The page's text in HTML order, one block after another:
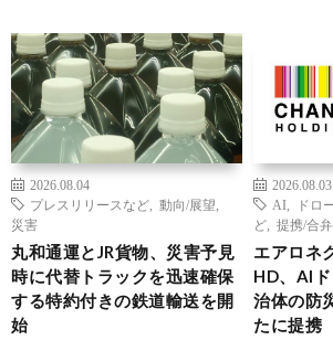
2026.08.04
プレスリリースなど
動向/展望
災害
丸和通運とJR貨物、災害予見
時に代替トラックを迅速確保
する特約付きの鉄道輸送を開
始
2026.08.03
AI
ドロ
ど
提携/合
エアロネ
HD、AI
治体の防
たに提携